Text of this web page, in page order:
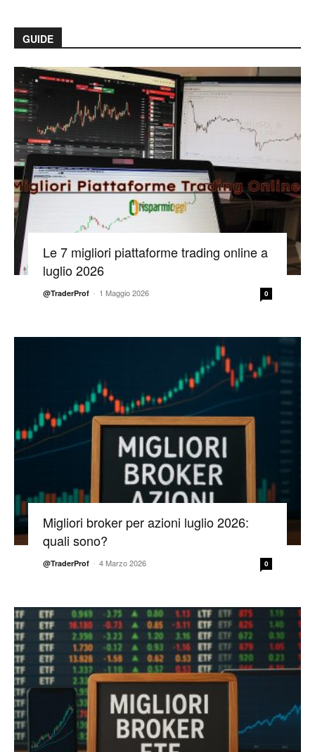
GUIDE
Le 7 migliori piattaforme trading online a
luglio 2026
@TraderProf - 1 Maggio 2026 0
Migliori broker per azioni luglio 2026:
quali sono?
@TraderProf - 4 Marzo 2026 0